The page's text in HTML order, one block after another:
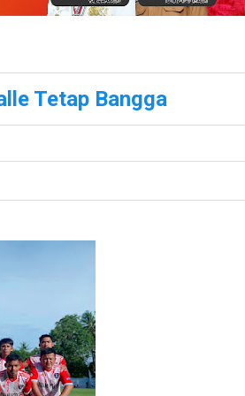
Tetap Bangga